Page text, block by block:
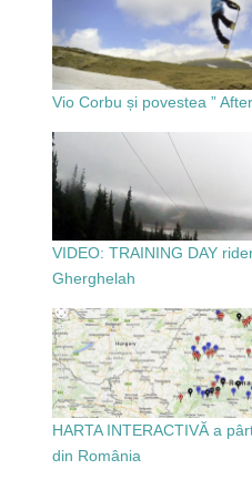
Vio Corbu și povestea ”
VIDEO: TRAINING DAY
Gherghelah
HARTA INTERACTIVĂ a
din România